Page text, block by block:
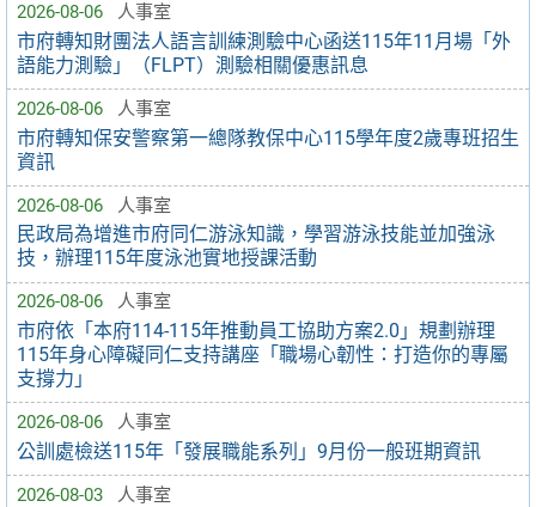
2026-08-06 人事室
市府轉知財團法人語言訓練測驗中心函送115年11月場「外
語能力測驗」（FLPT）測驗相關優惠訊息
2026-08-06 人事室
市府轉知保安警察第一總隊教保中心115學年度2歲專班招生
資訊
2026-08-06 人事室
民政局為增進市府同仁游泳知識，學習游泳技能並加強泳
技，辦理115年度泳池實地授課活動
2026-08-06 人事室
市府依「本府114-115年推動員工協助方案2.0」規劃辦理
115年身心障礙同仁支持講座「職場心韌性：打造你的專屬
支撐力」
2026-08-06 人事室
公訓處檢送115年「發展職能系列」9月份一般班期資訊
2026-08-03 人事室